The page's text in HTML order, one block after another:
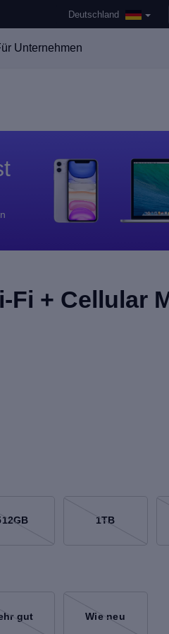
Deutschland
Unternehmen
Fi + Cellular
1TB
gut Wie neu